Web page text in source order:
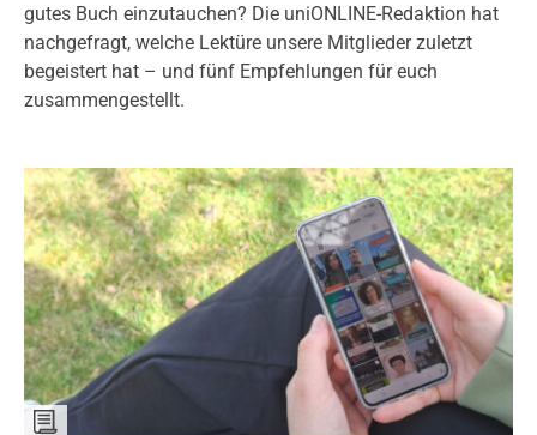
gutes Buch einzutauchen? Die uniONLINE-Redaktion hat
nachgefragt, welche Lektüre unsere Mitglieder zuletzt
begeistert hat – und fünf Empfehlungen für euch
zusammengestellt.